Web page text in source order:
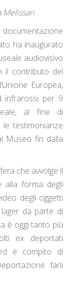
Melissari
ha inaugurato
audiovisivo
il contributo del
Europea,
infrarossi per 9
al fine di
testimonianze
Museo fin dalla
che avvolge il
alla forma degli
degli oggetti
da parte di
è oggi tanto più
ex deportati
è compito di
farli